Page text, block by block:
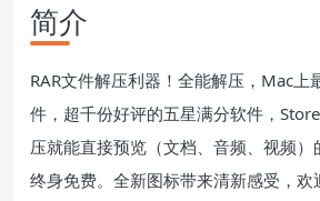
简介
RAR文件解压利器！全能解压，Mac上
件，超千份好评的五星满分软件，
压就能直接预览（文档、音频、视频
终身免费。全新图标带来清新感受，